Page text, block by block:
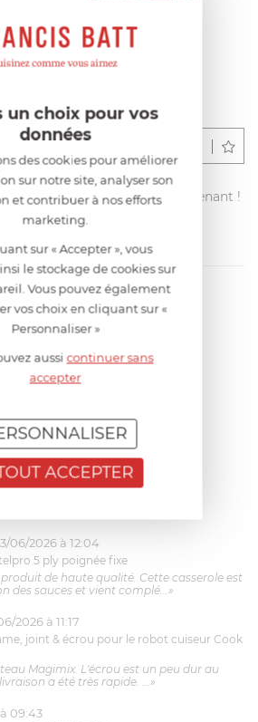
sur francisbatt.com ?
les autres clients dès maintenant !
06/2026 à 12:04
5 ply poignée fixe
de haute qualité. Cette casserole est
des sauces et vient complé...»
2026 à 11:17
joint & écrou pour le robot cuiseur Cook
Magimix. L'écrou est un peu dur au
a été très rapide. ...»
09:43
un choix pour vos
données
des cookies pour améliorer
sur notre site, analyser son
et contribuer à nos efforts
marketing.
sur « Accepter », vous
le stockage de cookies sur
Vous pouvez également
vos choix en cliquant sur «
Personnaliser »
aussicontinuer sans
accepter
ACCEPTER